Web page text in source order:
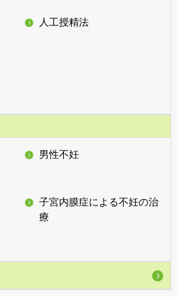
人工授精法
男性不妊
子宮内膜症による不妊の治
療